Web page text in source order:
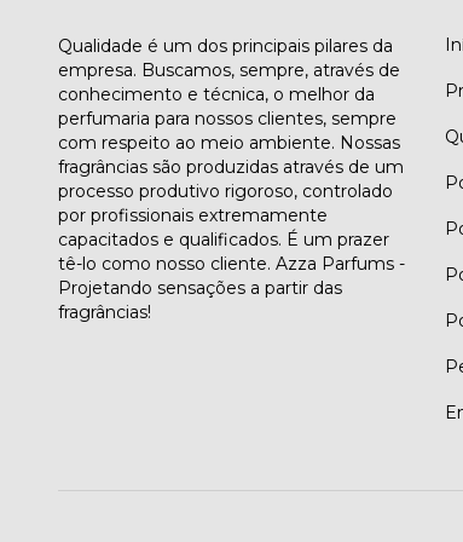
Qualidade é um dos principais pilares da
empresa. Buscamos, sempre, através de
conhecimento e técnica, o melhor da
perfumaria para nossos clientes, sempre
com respeito ao meio ambiente. Nossas
fragrâncias são produzidas através de um
processo produtivo rigoroso, controlado
por profissionais extremamente
capacitados e qualificados. É um prazer
tê-lo como nosso cliente. Azza Parfums -
Projetando sensações a partir das
fragrâncias!